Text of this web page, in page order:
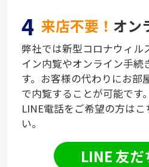
4 来店不要！ オン
弊社では新型コロナウィル
イン内覧やオンライン手続
す。お客様の代わりにお部
で内覧することが可能です。
LINE電話をご希望の方は
い。
LINE 友